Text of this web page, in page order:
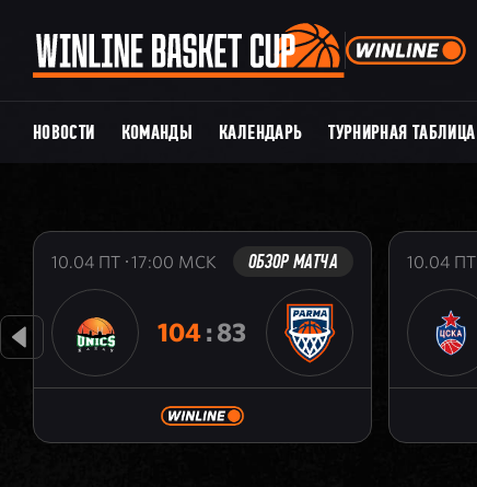
НОВОСТИ КОМАНДЫ КАЛЕНДАРЬ ТУРНИРНАЯ ТАБЛИЦА
10.04 ПТ 17:00 МСК ОБЗОР МАТЧА
104:83
10.04 ПТ